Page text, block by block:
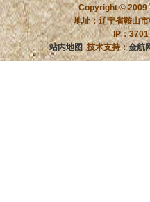
Copyright ©
地址：辽宁省鞍
IP：
站内地图技术支持：金航